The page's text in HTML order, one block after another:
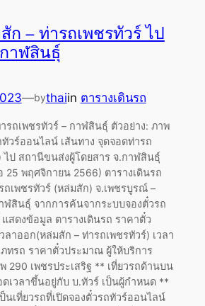
ก – ท่ารถเพชรทัวร์ ไป
าฬสินธุ์
—bythaiin ตารางเดินรถ
รถเพชรทัวร์ – กาฬสินธุ์ ตัวอย่าง: ภาพ
วร์ออนไลน์ เส้นทาง จุดจอดท่ารถ
ไป สถานีขนส่งผู้โดยสาร จ.กาฬสินธุ์
25 พฤศจิกายน 2566) ตารางเดินรถ
ถเพชรทัวร์ (หล่มสัก) จ.เพชรบูรณ์ –
สินธุ์ จากการค้นจากระบบจองตั๋วรถ
สดงข้อมูล ตารางเดินรถ ราคาตั๋ว
ลาออก(หล่มสัก – ท่ารถเพชรทัวร์) เวลา
ทรถ ราคาตั๋วประมาณ ผู้ให้บริการ
290 เพชรประเสริฐ ** เที่ยวรถด้านบน
ดเวลาขึ้นอยู่กับ บ.ทัวร์ เป็นผู้กำหนด **
นเที่ยวรถที่เปิดจองตั๋วรถทัวร์ออนไลน์